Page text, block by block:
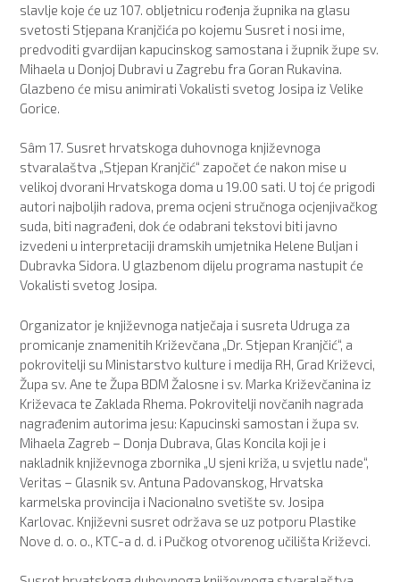
slavlje koje će uz 107. obljetnicu rođenja župnika na glasu
svetosti Stjepana Kranjčića po kojemu Susret i nosi ime,
predvoditi gvardijan kapucinskog samostana i župnik župe sv.
Mihaela u Donjoj Dubravi u Zagrebu fra Goran Rukavina.
Glazbeno će misu animirati Vokalisti svetog Josipa iz Velike
Gorice.
Sâm 17. Susret hrvatskoga duhovnoga književnoga
stvaralaštva „Stjepan Kranjčić“ započet će nakon mise u
velikoj dvorani Hrvatskoga doma u 19.00 sati. U toj će prigodi
autori najboljih radova, prema ocjeni stručnoga ocjenjivačkog
suda, biti nagrađeni, dok će odabrani tekstovi biti javno
izvedeni u interpretaciji dramskih umjetnika Helene Buljan i
Dubravka Sidora. U glazbenom dijelu programa nastupit će
Vokalisti svetog Josipa.
Organizator je književnoga natječaja i susreta Udruga za
promicanje znamenitih Križevčana „Dr. Stjepan Kranjčić“, a
pokrovitelji su Ministarstvo kulture i medija RH, Grad Križevci,
Župa sv. Ane te Župa BDM Žalosne i sv. Marka Križevčanina iz
Križevaca te Zaklada Rhema. Pokrovitelji novčanih nagrada
nagrađenim autorima jesu: Kapucinski samostan i župa sv.
Mihaela Zagreb – Donja Dubrava, Glas Koncila koji je i
nakladnik književnoga zbornika „U sjeni križa, u svjetlu nade“,
Veritas – Glasnik sv. Antuna Padovanskog, Hrvatska
karmelska provincija i Nacionalno svetište sv. Josipa
Karlovac. Književni susret održava se uz potporu Plastike
Nove d. o. o., KTC-a d. d. i Pučkog otvorenog učilišta Križevci.